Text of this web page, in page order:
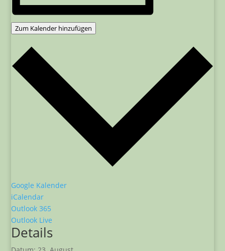
Zum Kalender hinzufügen
Google Kalender
iCalendar
Outlook 365
Outlook Live
Details